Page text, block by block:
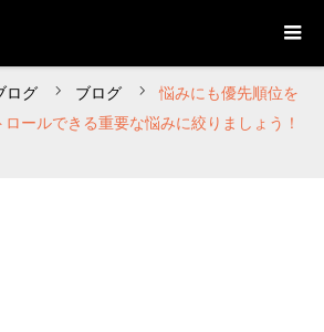
ログ ブログ
悩みにも優先順位を
ールできる重要な悩みに絞りましょう！